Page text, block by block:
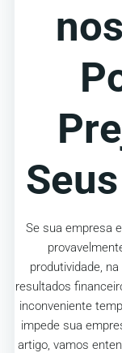
Se sua empresa
produtividade,
resultados
inconveniente
impede sua
artigo, vamos